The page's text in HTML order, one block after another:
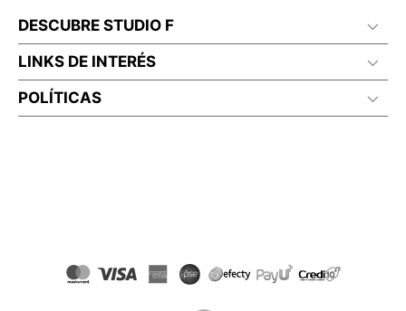
DESCUBRE STUDIO F
LINKS DE INTERÉS
POLÍTICAS